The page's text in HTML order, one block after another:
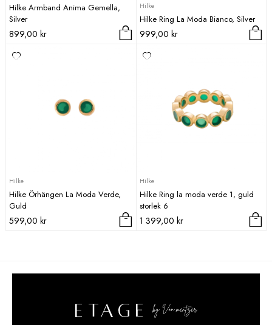
Hilke Armband Anima Gemella,
Silver
899,00 kr
Hilke
Hilke Ring La Moda Bianco, Silver
999,00 kr
här
väljas
produktsidan
Hilke
Hilke Örhängen La Moda Verde,
Guld
599,00 kr
Hilke
Hilke Ring la moda verde 1, guld
storlek 6
1 399,00 kr